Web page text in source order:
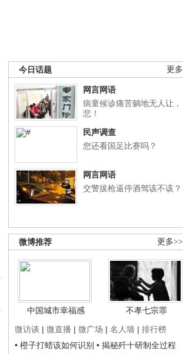
更多
今日话题
网言网语
病童候诊痛苦躺地无人让，
悲！
民声调查
您还看国足比赛吗？
网言网语
交警拔枪逼停酒驾该不该？
更多>>
微博推荐
中国城市幸福感
不孝七宗罪
微访谈 | 微直播 | 微广场 | 名人墙 | 排行榜
• 橙子打蜡该如何识别 • 揭秘歼十研制全过程